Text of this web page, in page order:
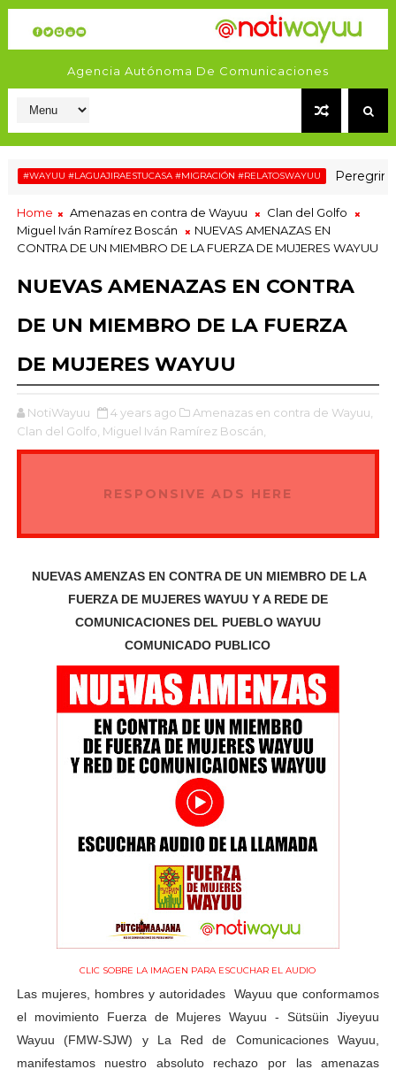
Agencia Autónoma De Comunicaciones
#LAGUAJIRAESTUCASA #MIGRACIÓN #RELATOSWAYUU Peregrinaje
Home Amenazas en contra de Wayuu
Clan del Golfo
Miguel Iván Ramírez Boscán
NUEVAS AMENAZAS EN
CONTRA DE UN MIEMBRO DE LA FUERZA DE MUJERES WAYUU
NUEVAS AMENAZAS EN CONTRA
DE UN MIEMBRO DE LA FUERZA
DE MUJERES WAYUU
NotiWayuu 4 years ago
Amenazas en contra de Wayuu,
Clan del Golfo, Miguel Iván Ramírez Boscán,
RESPONSIVE ADS HERE
NUEVAS AMENZAS EN CONTRA DE UN MIEMBRO DE LA
FUERZA DE MUJERES WAYUU Y A REDE DE
COMUNICACIONES DEL PUEBLO WAYUU
COMUNICADO PUBLICO
CLIC SOBRE LA IMAGEN PARA ESCUCHAR EL AUDIO
Las mujeres, hombres y autoridades Wayuu que conformamos
el movimiento Fuerza de Mujeres Wayuu - Sütsüin Jiyeyuu
Wayuu (FMW-SJW) y La Red de Comunicaciones Wayuu,
manifestamos nuestro absoluto rechazo por las amenazas